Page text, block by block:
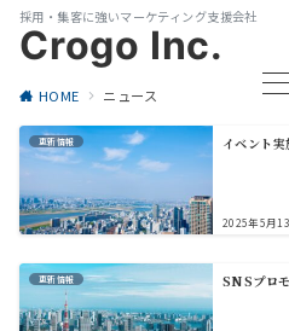
採用・集客に強いマーケティング支援会社
Crogo Inc.
HOME ニュース
更新情報 イベント
2025年5月
更新情報 SNSプロ